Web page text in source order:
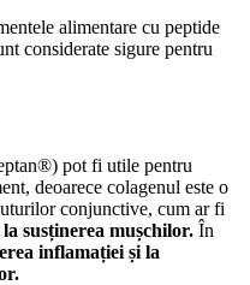
alimentare cu peptide
considerate sigure pentru
pot fi utile pentru
deoarece colagenul este o
conjunctive, cum ar fi
susținerea mușchilor. În
inflamației și la